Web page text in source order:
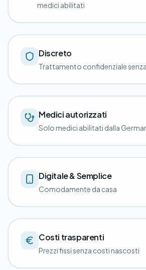
medici abilitati
Discreto
Trattamento confidenziale
Medici autorizzati
Solo medici abilitati dalla
Digitale & Semplice
Comodamente da casa
Costi trasparenti
Prezzi fissi senza costi nascosti